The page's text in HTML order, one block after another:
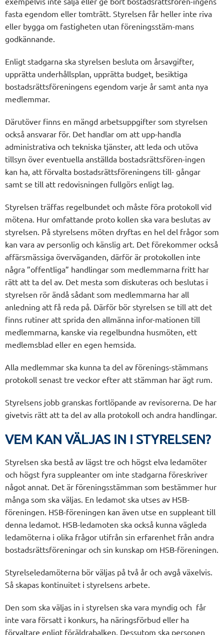
fasta egendom eller tomträtt. Styrelsen får heller inte riva
eller bygga om fastigheten utan föreningsstäm-mans
godkännande.
Enligt stadgarna ska styrelsen besluta om årsavgifter,
upprätta underhållsplan, upprätta budget, besiktiga
bostadsrättsföreningens egendom varje år samt anta nya
medlemmar.
Därutöver finns en mängd arbetsuppgifter som styrelsen
också ansvarar för. Det handlar om att upp-handla
administrativa och tekniska tjänster, att leda och utöva
tillsyn över eventuella anställda bostadsrättsfören-ingen
kan ha, att förvalta bostadsrättsföreningens till- gångar
samt se till att redovisningen fullgörs enligt lag.
Styrelsen träffas regelbundet och måste föra protokoll vid
mötena. Hur omfattande proto kollen ska vara beslutas av
styrelsen. På styrelsens möten dryftas en hel del frågor som
kan vara av personlig och känslig art. Det förekommer också
affärsmässiga överväganden, därför är protokollen inte
några ”offentliga” handlingar som medlemmarna fritt har
rätt att ta del av. Det mesta som diskuteras och beslutas i
styrelsen rör ändå sådant som medlemmarna har all
anledning att få reda på. Därför bör styrelsen se till att det
finns rutiner att sprida den allmänna infor-mationen till
medlemmarna, kanske via regelbundna husmöten, ett
medlemsblad eller en egen hemsida.
Alla medlemmar ska kunna ta del av förenings-stämmans
protokoll senast tre veckor efter att stämman har ägt rum.
Styrelsens jobb granskas fortlöpande av revisorerna. De har
givetvis rätt att ta del av alla protokoll och andra handlingar.
VEM KAN VÄLJAS IN I STYRELSEN?
Styrelsen ska bestå av lägst tre och högst elva ledamöter
och högst fyra suppleanter om inte stadgarna föreskriver
något annat. Det är föreningsstämman som bestämmer hur
många som ska väljas. En ledamot ska utses av HSB-
föreningen. HSB-föreningen kan även utse en suppleant till
denna ledamot. HSB-ledamoten ska också kunna vägleda
ledamöterna i olika frågor utifrån sin erfarenhet från andra
bostadsrättsföreningar och sin kunskap om HSB-föreningen.
Styrelseledamöterna bör väljas på två år och avgå växelvis.
Så skapas kontinuitet i styrelsens arbete.
Den som ska väljas in i styrelsen ska vara myndig och får
inte vara försatt i konkurs, ha näringsförbud eller ha
förvaltare enligt föräldrabalken. Dessutom ska personen